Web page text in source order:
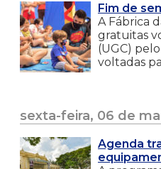
Fim de
A Fábrica
gratuitas
(UGC)
voltadas
sexta-feira, 06 de
Agenda